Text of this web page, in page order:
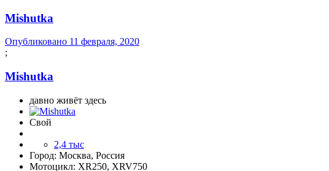
Mishutka
Опубликовано 11 февраля, 2020
;
Mishutka
давно живёт здесь
Свой
2,4 тыс
Город: Москва, Россия
Мотоцикл: XR250, XRV750